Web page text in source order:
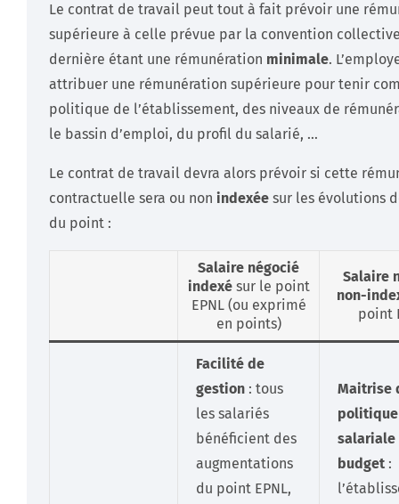
Le contrat de travail peut tout à fait prévoir une
supérieure à celle prévue par la convention
dernière étant une rémunération minimale.
attribuer une rémunération supérieure pour tenir
politique de l’établissement, des niveaux de
le bassin d’emploi, du profil du salarié, …
Le contrat de travail devra alors prévoir si cette
contractuelle sera ou non indexée sur les évolutions
du point :
Salaire négocié
indexésur le point
EPNL (ou exprimé
en points)
Salaire
non-
point
Facilité de
gestion : tous
les salariés
bénéficient des
augmentations
du point EPNL,
Maitrise
politique
salariale
budget :